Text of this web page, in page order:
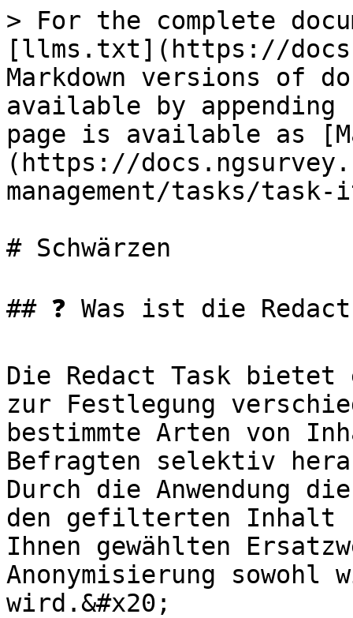
> For the complete
[llms.txt](https://
Markdown versions of
available by
page is available as
(https://
management/tasks/task-
# Schwärzen
## ❓‍ Was ist die
Die Redact Task bietet
zur Festlegung
bestimmte Arten von
Befragten selektiv
Durch die Anwendung
den gefilterten Inhalt
Ihnen gewählten
Anonymisierung
wird.&#x20;